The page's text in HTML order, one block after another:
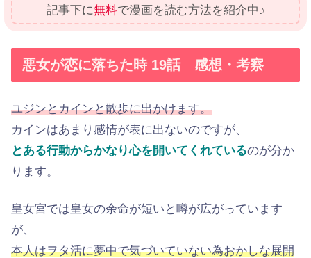
記事下に無料で漫画を読む方法を紹介中♪
悪女が恋に落ちた時 19話 感想・考察
ユジンとカインと散歩に出かけます。
カインはあまり感情が表に出ないのですが、
とある行動からかなり心を開いてくれているのが分か
ります。
皇女宮では皇女の余命が短いと噂が広がっています
が、
本人はヲタ活に夢中で気づいていない為おかしな展開